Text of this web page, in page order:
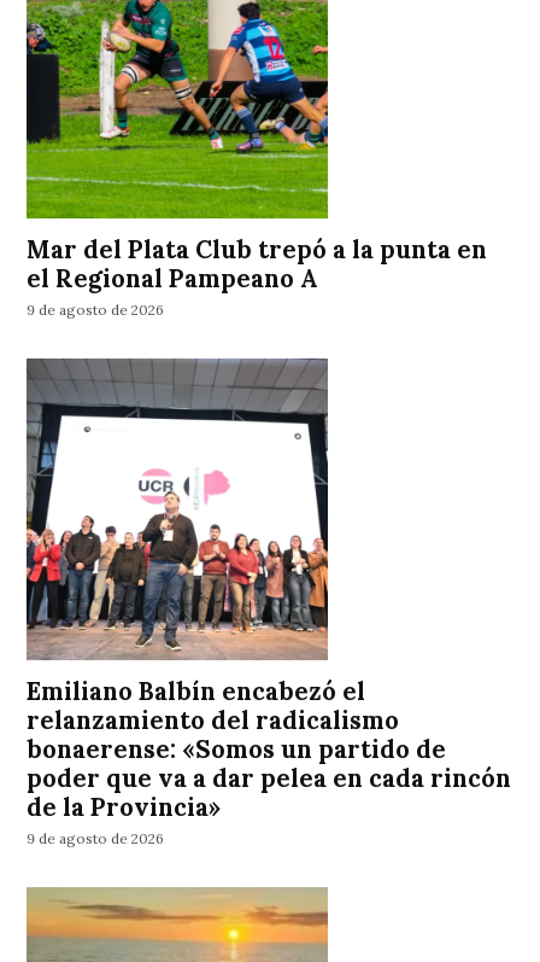
Mar del Plata Club trepó a la punta en
el Regional Pampeano A
9 de agosto de 2026
Emiliano Balbín encabezó el
relanzamiento del radicalismo
bonaerense: «Somos un partido de
poder que va a dar pelea en cada rincón
de la Provincia»
9 de agosto de 2026